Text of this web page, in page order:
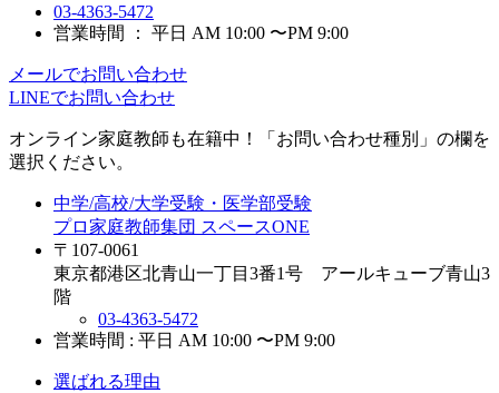
03-4363-5472
営業時間 ： 平日 AM 10:00 〜PM 9:00
メールでお問い合わせ
LINEでお問い合わせ
オンライン家庭教師 も在籍中！「お問い合わせ種別」の欄を
選択ください。
中学/高校/大学受験・医学部受験
プロ家庭教師集団 スペースONE
〒107-0061
東京都港区北青山一丁目3番1号 アールキューブ青山3
階
03-4363-5472
営業時間 : 平日 AM 10:00 〜PM 9:00
選ばれる理由